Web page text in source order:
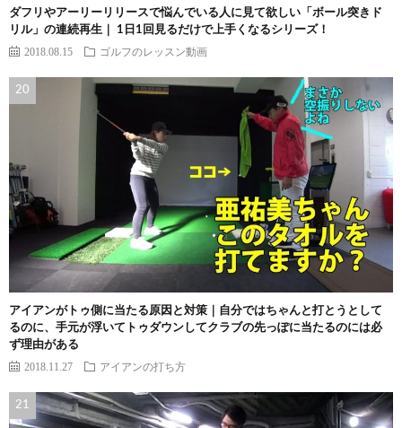
ダフリやアーリーリリースで悩んでいる人に見て欲しい「ボール突きド
リル」の連続再生｜ 1日1回見るだけで上手くなるシリーズ！
2018.08.15 ゴルフのレッスン動画
アイアンがトゥ側に当たる原因と対策｜自分ではちゃんと打とうとして
るのに、手元が浮いてトゥダウンしてクラブの先っぽに当たるのには必
ず理由がある
2018.11.27 アイアンの打ち方